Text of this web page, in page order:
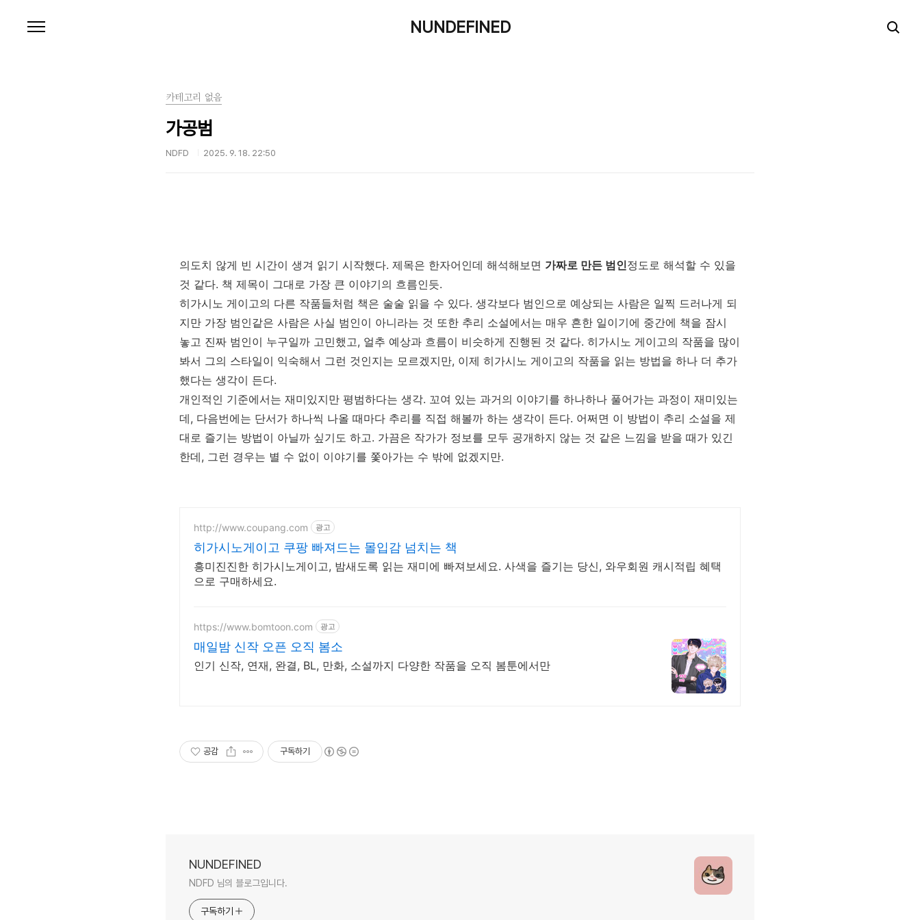
NUNDEFINED
카테고리 없음
가공범
NDFD 2025. 9. 18. 22:50
의도치 않게 빈 시간이 생겨 읽기 시작했다. 제목은 한자어인데 해석해보면 가짜로 만든 범인정도로 해석할 수 있을
것 같다. 책 제목이 그대로 가장 큰 이야기의 흐름인듯.
히가시노 게이고의 다른 작품들처럼 책은 술술 읽을 수 있다. 생각보다 범인으로 예상되는 사람은 일찍 드러나게 되
지만 가장 범인같은 사람은 사실 범인이 아니라는 것 또한 추리 소설에서는 매우 흔한 일이기에 중간에 책을 잠시
놓고 진짜 범인이 누구일까 고민했고, 얼추 예상과 흐름이 비슷하게 진행된 것 같다. 히가시노 게이고의 작품을 많이
봐서 그의 스타일이 익숙해서 그런 것인지는 모르겠지만, 이제 히가시노 게이고의 작품을 읽는 방법을 하나 더 추가
했다는 생각이 든다.
개인적인 기준에서는 재미있지만 평범하다는 생각. 꼬여 있는 과거의 이야기를 하나하나 풀어가는 과정이 재미있는
데, 다음번에는 단서가 하나씩 나올 때마다 추리를 직접 해볼까 하는 생각이 든다. 어쩌면 이 방법이 추리 소설을 제
대로 즐기는 방법이 아닐까 싶기도 하고. 가끔은 작가가 정보를 모두 공개하지 않는 것 같은 느낌을 받을 때가 있긴
한데, 그런 경우는 별 수 없이 이야기를 쫓아가는 수 밖에 없겠지만.
http://www.coupang.com 광고
히가시노게이고 쿠팡 빠져드는 몰입감 넘치는 책
흥미진진한 히가시노게이고, 밤새도록 읽는 재미에 빠져보세요. 사색을 즐기는 당신, 와우회원 캐시적립 혜택
으로 구매하세요.
https://www.bomtoon.com 광고
매일밤 신작 오픈 오직 봄소
인기 신작, 연재, 완결, BL, 만화, 소설까지 다양한 작품을 오직 봄툰에서만
공감 구독하기
NUNDEFINED
NDFD 님의 블로그입니다.
구독하기